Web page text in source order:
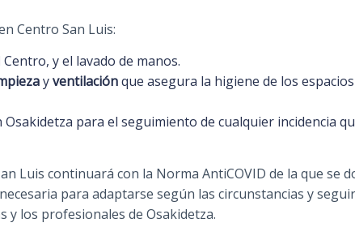
Centro San Luis:
y el lavado de manos.
yventilaciónque asegura la higiene de los
para el seguimiento de cualquier incidencia
Luis continuará con la Norma AntiCOVID de la que se
para adaptarse según las circunstancias y
y los profesionales de Osakidetza.